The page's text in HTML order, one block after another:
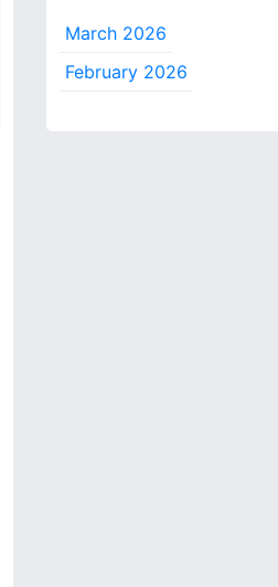
March 2026
February 2026